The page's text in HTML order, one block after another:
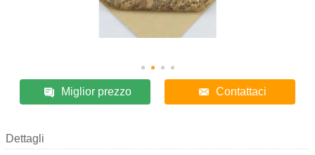
Miglior prezzo Contattaci
Dettagli